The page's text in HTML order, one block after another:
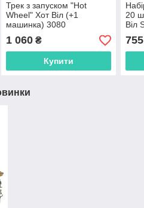
Трек з запуском "Hot
Wheel" Хот Віл (+1
машинка) 3080
1 060₴
Купити
20
Віл
755